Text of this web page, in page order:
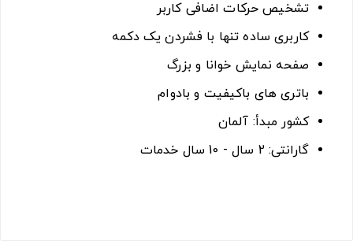
تشخیص حرکات اضافی کاربر
کاربری ساده تنها با فشردن یک دکمه
صفحه نمایش خوانا و بزرگ
باتری های باکیفیت و بادوام
کشور مبدأ: آلمان
گارانتی: 2 سال - 10 سال خدمات